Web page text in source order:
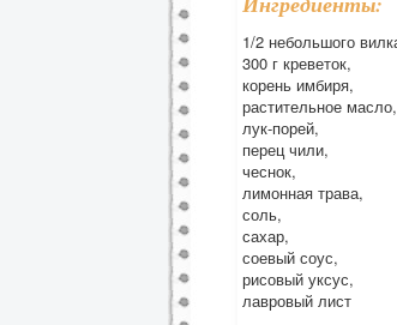
1/2 небольшого
300 г креветок,
корень имбиря,
растительное масло,
лук-порей,
перец чили,
чеснок,
лимонная трава,
соль,
сахар,
соевый соус,
рисовый уксус,
лавровый лист